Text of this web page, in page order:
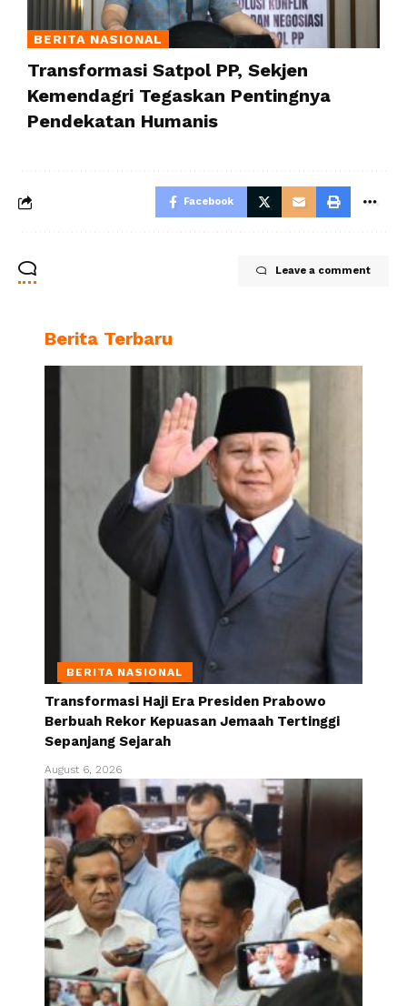
BERITA NASIONAL
Transformasi Satpol PP, Sekjen
Kemendagri Tegaskan Pentingnya
Pendekatan Humanis
Facebook
Leave a comment
Berita Terbaru
BERITA NASIONAL
Transformasi Haji Era Presiden Prabowo
Berbuah Rekor Kepuasan Jemaah Tertinggi
Sepanjang Sejarah
August 6, 2026